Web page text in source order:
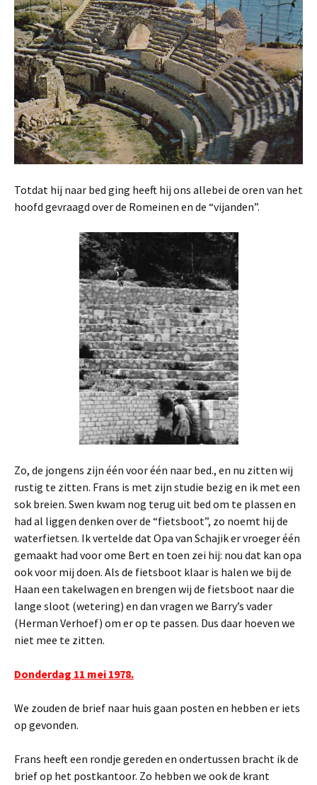
Totdat hij naar bed ging heeft hij ons allebei de oren van het
hoofd gevraagd over de Romeinen en de “vijanden”.
Zo, de jongens zijn één voor één naar bed., en nu zitten wij
rustig te zitten. Frans is met zijn studie bezig en ik met een
sok breien. Swen kwam nog terug uit bed om te plassen en
had al liggen denken over de “fietsboot”, zo noemt hij de
waterfietsen. Ik vertelde dat Opa van Schajik er vroeger één
gemaakt had voor ome Bert en toen zei hij: nou dat kan opa
ook voor mij doen. Als de fietsboot klaar is halen we bij de
Haan een takelwagen en brengen wij de fietsboot naar die
lange sloot (wetering) en dan vragen we Barry’s vader
(Herman Verhoef) om er op te passen. Dus daar hoeven we
niet mee te zitten.
Donderdag 11 mei 1978.
We zouden de brief naar huis gaan posten en hebben er iets
op gevonden.
Frans heeft een rondje gereden en ondertussen bracht ik de
brief op het postkantoor. Zo hebben we ook de krant